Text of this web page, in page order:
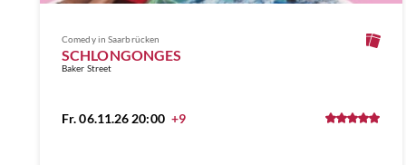
Comedyin Saarbrücken
SCHLONGONGES
Baker Street
Fr. 06.11.26 20:00 +9